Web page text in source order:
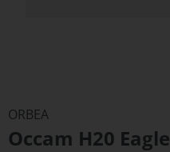
der
Bildergalerie
ORBEA
Occam H20 Eagle